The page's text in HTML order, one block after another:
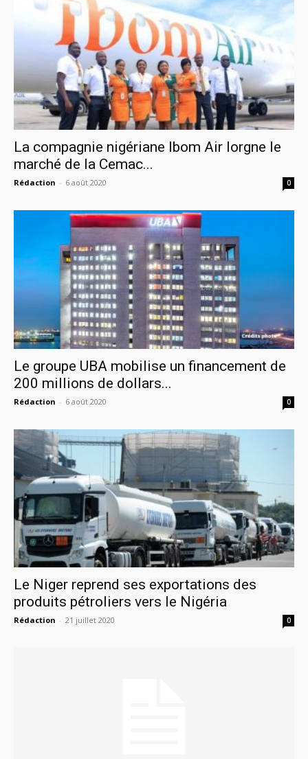
La compagnie nigériane Ibom Air lorgne le
marché de la Cemac...
Rédaction - 6 août 2020 0
Le groupe UBA mobilise un financement de
200 millions de dollars...
Rédaction - 6 août 2020 0
Le Niger reprend ses exportations des
produits pétroliers vers le Nigéria
Rédaction - 21 juillet 2020 0